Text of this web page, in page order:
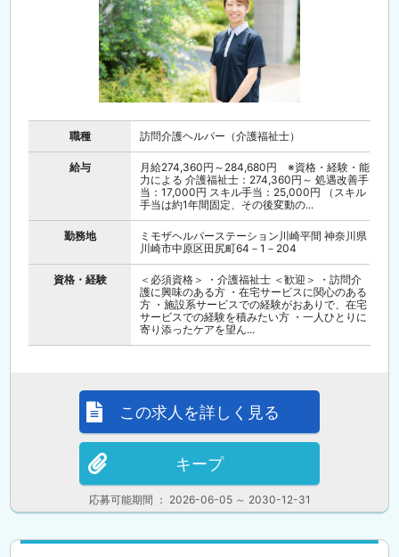
職種 訪問介護ヘルパー（介護福祉士）
給与
月給274,360円～284,680円 ※資格・経験・能
力による 介護福祉士：274,360円～ 処遇改善手
当：17,000円 スキル手当：25,000円 （スキル
手当は約1年間固定、その後変動の...
勤務地
ミモザヘルパーステーション川崎平間 神奈川県
川崎市中原区田尻町64－1－204
資格・経験
＜必須資格＞ ・介護福祉士 ＜歓迎＞ ・訪問介
護に興味のある方 ・在宅サービスに関心のある
方 ・施設系サービスでの経験がおありで、在宅
サービスでの経験を積みたい方 ・一人ひとりに
寄り添ったケアを望ん...
応募可能期間 ： 2026-06-05 ～ 2030-12-31
この求人を詳しく見る
キープ